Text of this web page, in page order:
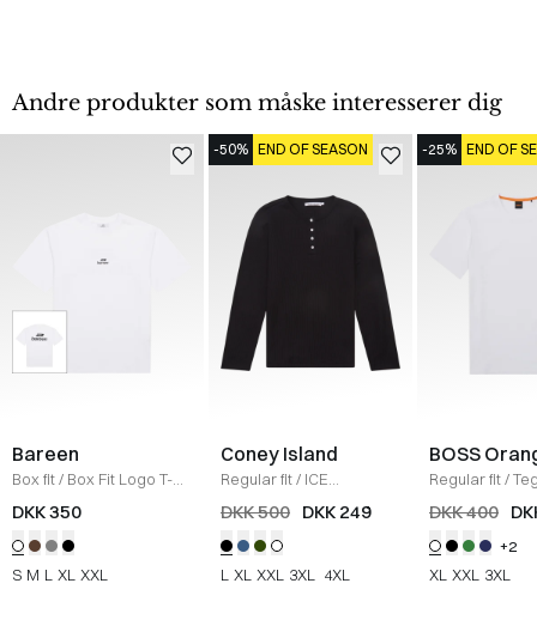
Andre produkter som måske interesserer dig
Bareen
Box fit/ Box Fit Logo T-
shirt /WHITE
DKK 350
S M L XL XXL
-50% END OF SEASON
Coney Island
Regular fit/ ICE
Sweatshirt
/BLACK
DKK 500 DKK 249
L XL XXL 3XL 4XL
-25% END OF
BOSS
Regular fit/
Shirt
HVID
DKK 400
+2
XL XXL 3XL